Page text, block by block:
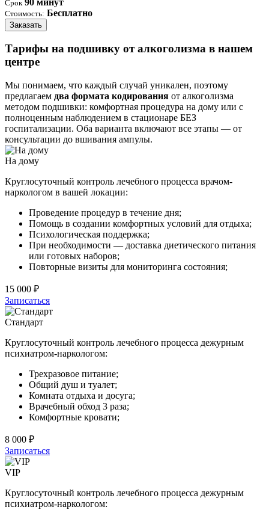
Срок
Стоимость: Бесплатно
Заказать
Тарифы на подшивку от алкоголизма в нашем
центре
Мы понимаем, что каждый случай уникален, поэтому
предлагаем два формата кодирования от алкоголизма
методом подшивки: комфортная процедура на дому или с
полноценным наблюдением в стационаре БЕЗ
госпитализации. Оба варианта включают все этапы — от
консультации до вшивания ампулы.
На дому
Круглосуточный контроль лечебного процесса врачом-
наркологом в вашей локации:
Проведение процедур в течение дня;
Помощь в создании комфортных условий для отдыха;
Психологическая поддержка;
При необходимости — доставка диетического питания
или готовых наборов;
Повторные визиты для мониторинга состояния;
15 000 ₽
Записаться
Стандарт
Круглосуточный контроль лечебного процесса дежурным
психиатром-наркологом:
Трехразовое питание;
Общий душ и туалет;
Комната отдыха и досуга;
Врачебный обход 3 раза;
Комфортные кровати;
8 000 ₽
Записаться
VIP
Круглосуточный контроль лечебного процесса дежурным
психиатром-наркологом: